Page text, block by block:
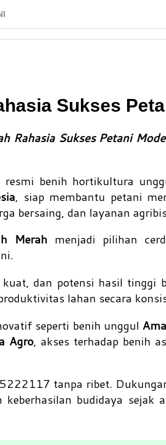
Sukses
Rahasia Sukses Petani
benih hortikultura
, siap membantu petani
bersaing, dan layanan
Merah menjadi pilihan
dan potensi hasil tinggi
lahan secara
seperti benih unggul
Agro, akses terhadap benih
tanpa ribet.
budidaya sejak